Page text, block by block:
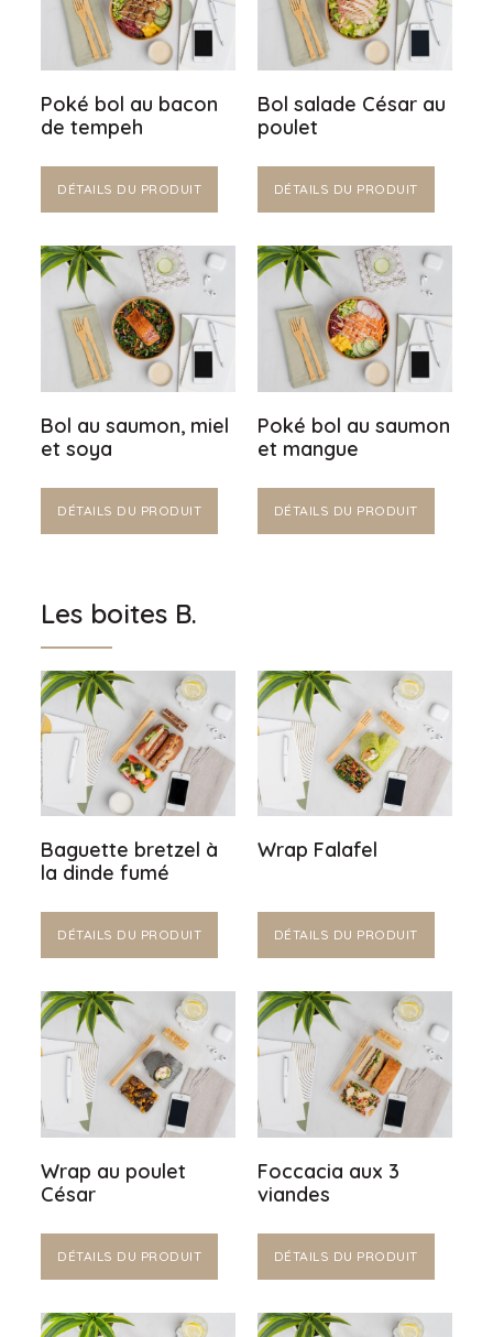
Poké bol au bacon
de tempeh
DÉTAILS DU PRODUIT
Bol salade César au
poulet
DÉTAILS DU PRODUIT
Bol au saumon, miel
et soya
DÉTAILS DU PRODUIT
Poké bol au saumon
et mangue
DÉTAILS DU PRODUIT
Les boites B.
Baguette bretzel à
la dinde fumé
DÉTAILS DU PRODUIT
Wrap Falafel
DÉTAILS DU PRODUIT
Wrap au poulet
César
DÉTAILS DU PRODUIT
Foccacia aux 3
viandes
DÉTAILS DU PRODUIT